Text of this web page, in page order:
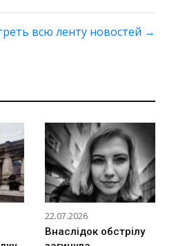
всю ленту новостей →
22.07.2026
Внаслідок обстрілу